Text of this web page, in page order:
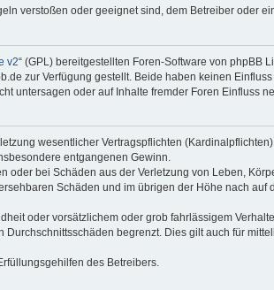
verstoßen oder geeignet sind, dem Betreiber oder
v2“ (GPL) bereitgestellten Foren-Software von phpBB
zur Verfügung gestellt. Beide haben keinen
untersagen oder auf Inhalte fremder Foren Einfluss
wesentlicher Vertragspflichten
entgangenen Gewinn.
bei Schäden aus der Verletzung von Leben,
Schäden und im übrigen der Höhe nach auf
oder vorsätzlichem oder grob fahrlässigem
begrenzt. Dies gilt auch für
des Betreibers.